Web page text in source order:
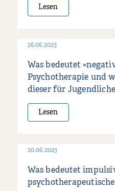
Lesen
26.06.2023
Was bedeutet
Psychotherapie und
dieser für Jugendliche
Lesen
20.06.2023
Was bedeutet